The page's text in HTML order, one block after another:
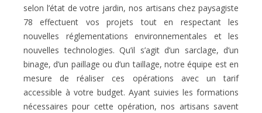
selon l’état de votre jardin, nos artisans chez paysagiste
78 effectuent vos projets tout en respectant les
nouvelles réglementations environnementales et les
nouvelles technologies. Qu’il s’agit d’un sarclage, d’un
binage, d’un paillage ou d’un taillage, notre équipe est en
mesure de réaliser ces opérations avec un tarif
accessible à votre budget. Ayant suivies les formations
nécessaires pour cette opération, nos artisans savent